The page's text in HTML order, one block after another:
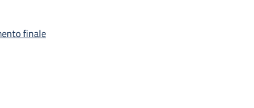
finale